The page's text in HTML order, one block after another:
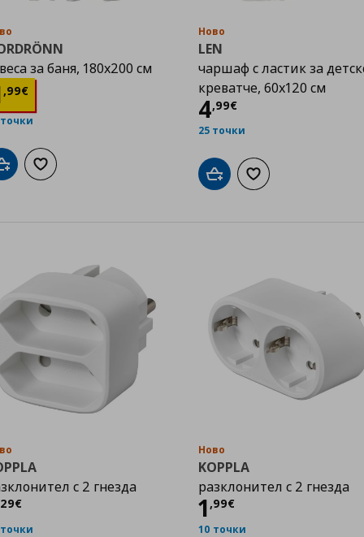
за баня, 180x200 см
,99€
Добави в кошницата
Добави към списъка с любими
Ново
LEN
чаршаф с ластик за
креватче, 60x120 см
4,99€
Цена
25 точки
Добави в кошницата
Добави към
с 2 гнезда
29€
Ново
KOPPLA
разклонител с 2 гнезда
1 ,99€
Цена
10 точки